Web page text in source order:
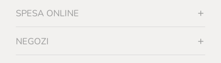
SPESA ONLINE
NEGOZI